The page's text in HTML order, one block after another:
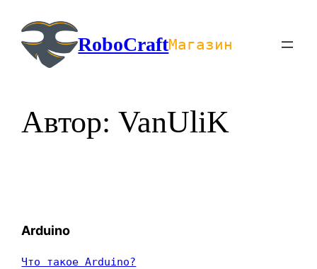
содержимомуRoboCraftМагазин
Автор:VanUliK
Arduino
Что такое Arduino?